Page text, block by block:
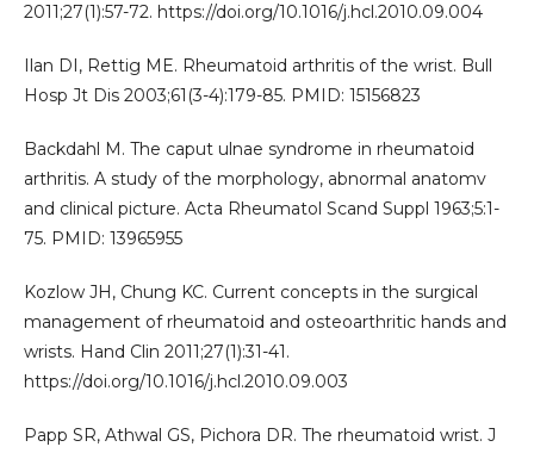
2011;27(1):57-72. https://doi.org/10.1016/j.hcl.2010.09.004
Ilan DI, Rettig ME. Rheumatoid arthritis of the wrist. Bull
Hosp Jt Dis 2003;61(3-4):179-85. PMID: 15156823
Backdahl M. The caput ulnae syndrome in rheumatoid
arthritis. A study of the morphology, abnormal anatomv
and clinical picture. Acta Rheumatol Scand Suppl 1963;5:1-
75. PMID: 13965955
Kozlow JH, Chung KC. Current concepts in the surgical
management of rheumatoid and osteoarthritic hands and
wrists. Hand Clin 2011;27(1):31-41.
https://doi.org/10.1016/j.hcl.2010.09.003
Papp SR, Athwal GS, Pichora DR. The rheumatoid wrist. J